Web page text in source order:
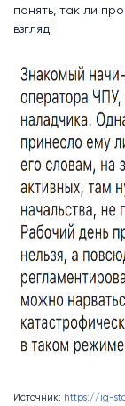
понять, так ли
взгляд:
Источник: https://ig-